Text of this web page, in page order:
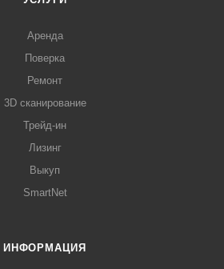
Аренда
Поверка
Ремонт
3D сканирование
Трейд-ин
Лизинг
Выкуп
SmartNet
ИНФОРМАЦИЯ